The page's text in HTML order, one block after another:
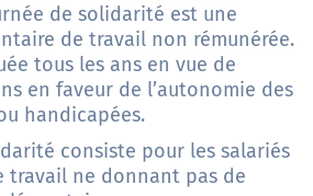
de solidarité est une
de travail non rémunérée.
tous les ans en vue de
en faveur de l’autonomie des
handicapées.
consiste pour les salariés
travail ne donnant pas de